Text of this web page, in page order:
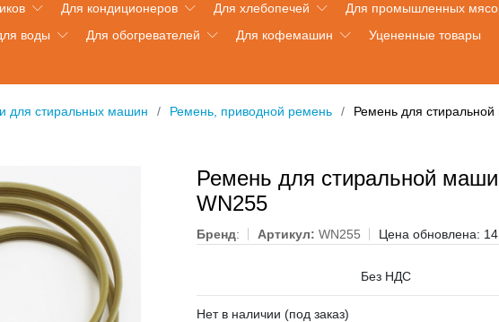
Для кондиционеров Для хлебопечей Для промышленных
воды Для обогревателей Для кофемашин Уцененные товары
для стиральных машин Ремень, приводной ремень Ремень для
Ремень для стиральной
WN255
Бренд: Артикул: WN255 Цена обновлена:
Без НДС
Нет в наличии (под заказ)